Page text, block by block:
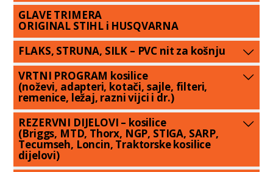
GLAVE TRIMERA
ORIGINAL STIHL i HUSQVARNA
FLAKS, STRUNA, SILK – PVC nit za košnju
VRTNI PROGRAM kosilice
(noževi, adapteri, kotači, sajle, filteri,
remenice, ležaj, razni vijci i dr.)
REZERVNI DIJELOVI – kosilice
(Briggs, MTD, Thorx, NGP, STIGA, SARP,
Tecumseh, Loncin, Traktorske kosilice
dijelovi)